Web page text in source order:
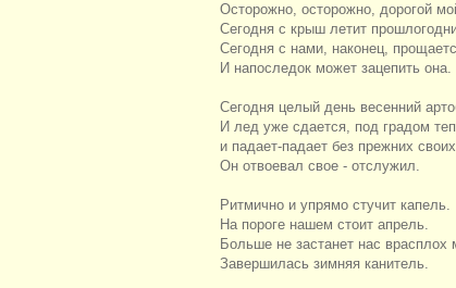
Осторожно, осторожно, дорогой
Сегодня с крыш летит
Сегодня с нами, наконец,
И напоследок может зацепить она.
Сегодня целый день весенний
И лед уже сдается, под градом
и падает-падает без прежних
Он отвоевал свое - отслужил.
Ритмично и упрямо стучит капель.
На пороге нашем стоит апрель.
Больше не застанет нас врасплох
Завершилась зимняя канитель.